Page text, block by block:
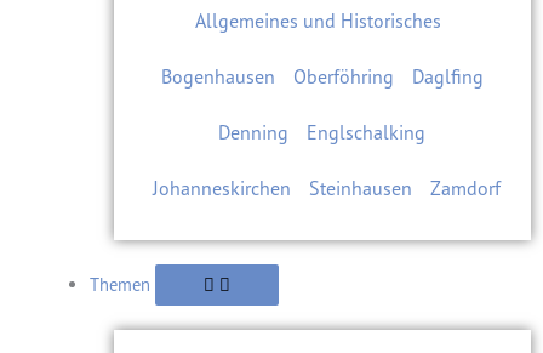
Allgemeines und Historisches
Bogenhausen Oberföhring Daglfing
Denning Englschalking
Johanneskirchen Steinhausen Zamdorf
Themen